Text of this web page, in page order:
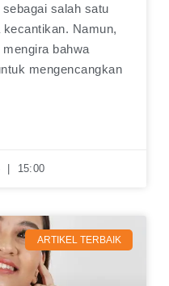
salah satu
Namun,
bahwa
mengencangkan
15:00
ARTIKEL TERBAIK